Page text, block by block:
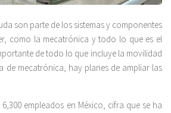
son parte de los sistemas y componentes
como la mecatrónica y todo lo que es el
de todo lo que incluye la movilidad
de mecatrónica, hay planes de ampliar las
empleados en México, cifra que se ha